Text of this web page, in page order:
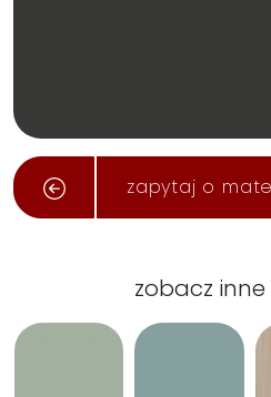
zapytaj o
zobacz inne